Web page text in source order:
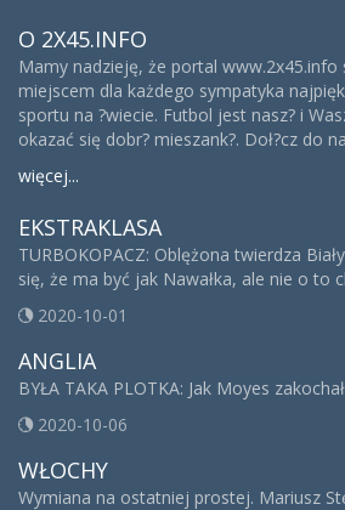
O 2X45.INFO
Mamy nadzieję, że portal www.2x45.info
miejscem dla każdego sympatyka
sportu na ?wiecie. Futbol jest nasz? i
okazać się dobr? mieszank?. Doł?cz do
więcej...
EKSTRAKLASA
TURBOKOPACZ: Oblężona twierdza
się, że ma być jak Nawałka, ale nie o to
2020-10-01
ANGLIA
BYŁA TAKA PLOTKA: Jak Moyes
2020-10-06
WŁOCHY
Wymiana na ostatniej prostej. Mariusz